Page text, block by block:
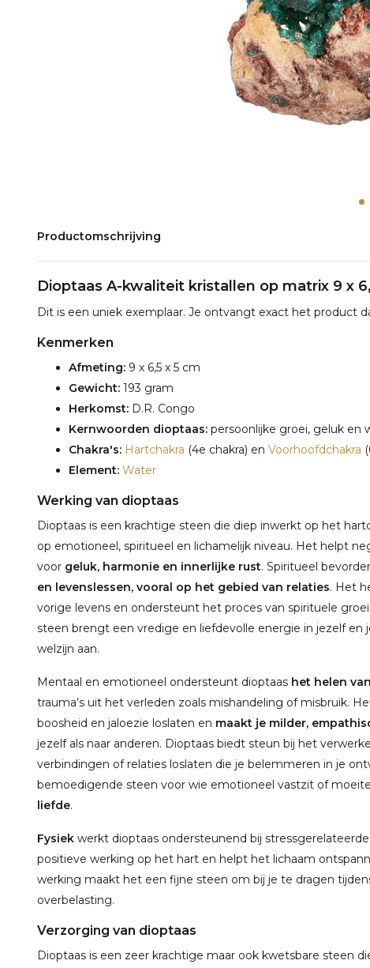
Productomschrijving
Dioptaas A-kwaliteit kristallen op matrix 9 x
Dit is een uniek exemplaar. Je ontvangt exact het product
Kenmerken
Afmeting: 9 x 6,5 x 5 cm
Gewicht: 193 gram
Herkomst: D.R. Congo
Kernwoorden dioptaas: persoonlijke groei, geluk en
Chakra's: Hartchakra (4e chakra) en Voorhoofdchakra
Element: Water
Werking van dioptaas
Dioptaas is een krachtige steen die diep inwerkt op het
op emotioneel, spiritueel en lichamelijk niveau. Het helpt
voor geluk, harmonie en innerlijke rust. Spiritueel
en levenslessen, vooral op het gebied van relaties. Het
vorige levens en ondersteunt het proces van spirituele
steen brengt een vredige en liefdevolle energie in jezelf
welzijn aan.
Mentaal en emotioneel ondersteunt dioptaas het helen
trauma’s uit het verleden zoals mishandeling of misbruik.
boosheid en jaloezie loslaten en maakt je milder,
jezelf als naar anderen. Dioptaas biedt steun bij het
verbindingen of relaties loslaten die je belemmeren in je
bemoedigende steen voor wie emotioneel vastzit of
liefde.
Fysiek werkt dioptaas ondersteunend bij
positieve werking op het hart en helpt het lichaam
werking maakt het een fijne steen om bij je te dragen
overbelasting.
Verzorging van dioptaas
Dioptaas is een zeer krachtige maar ook kwetsbare steen